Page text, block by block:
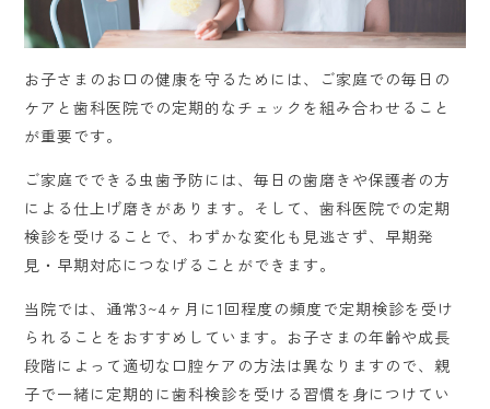
お子さまのお口の健康を守るためには、ご家庭での毎日の
ケアと歯科医院での定期的なチェックを組み合わせること
が重要です。
ご家庭でできる虫歯予防には、毎日の歯磨きや保護者の方
による仕上げ磨きがあります。そして、歯科医院での定期
検診を受けることで、わずかな変化も見逃さず、早期発
見・早期対応につなげることができます。
当院では、通常3~4ヶ月に1回程度の頻度で定期検診を受け
られることをおすすめしています。お子さまの年齢や成長
段階によって適切な口腔ケアの方法は異なりますので、親
子で一緒に定期的に歯科検診を受ける習慣を身につけてい